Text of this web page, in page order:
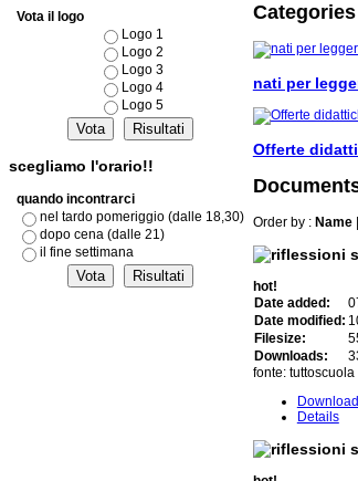
Vota il logo
Logo 1
Logo 2
Logo 3
Logo 4
Logo 5
scegliamo l'orario!!
quando incontrarci
nel tardo pomeriggio (dalle 18,30)
dopo cena (dalle 21)
il fine settimana
Categories
nati per
Offerte
Order by : Name
hot!
Date added:
Date modified:
Filesize:
Downloads:
fonte: tuttoscuola
Download
Details